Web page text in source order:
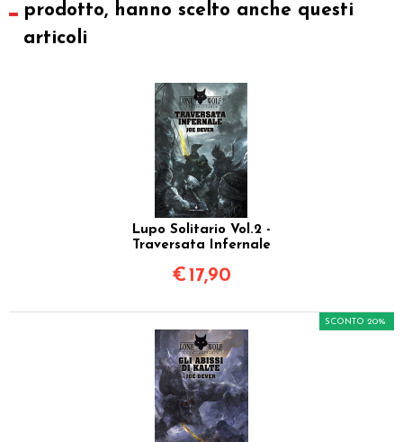
prodotto, hanno scelto anche questi
articoli
Lupo Solitario Vol.2 -
Traversata Infernale
€ 17,90
SCONTO 20%